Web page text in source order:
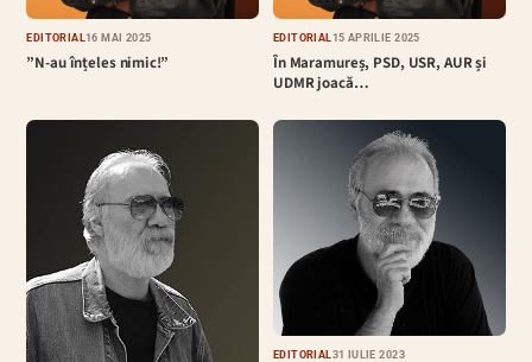
EDITORIAL16 MAI 2025
”N-au înțeles nimic!”
EDITORIAL15 APRILIE 2025
În Maramureș, PSD, USR, AUR și
UDMR joacă…
EDITORIAL31 IULIE 2023